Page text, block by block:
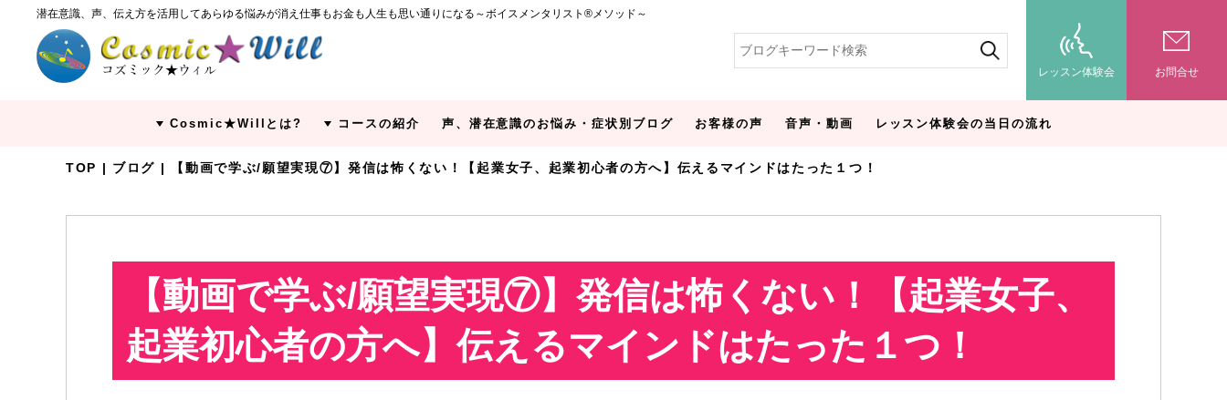
潜在意識、声、伝え方を活用してあらゆる悩みが消え仕事もお金も人生も思い通りになる～ボイスメンタリスト®メソッド～
レッスン体験会 お問合せ
Cosmic★Willとは? コースの紹介 声、潜在意識のお悩み・症状別ブログ お客様の声 音声・動画 レッスン体験会の当日の流れ
TOP | ブログ | 【動画で学ぶ/願望実現⑦】発信は怖くない！【起業女子、起業初心者の方へ】伝えるマインドはたった１つ！
【動画で学ぶ/願望実現⑦】発信は怖くない！【起業女子、
起業初心者の方へ】伝えるマインドはたった１つ！